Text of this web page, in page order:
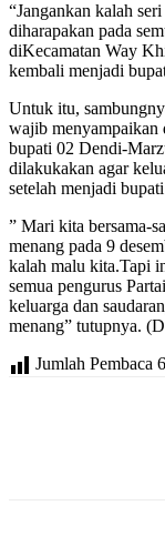
“Jangankan kalah
diharapakan pada
diKecamatan Way
kembali menjadi
Untuk itu,
wajib menyampaikan
bupati 02 Dendi-
dilakukakan agar
setelah menjadi
” Mari kita bersama-
menang pada 9
kalah malu kita.Tapi
semua pengurus
keluarga dan
menang” tutupnya.
Jumlah Pembaca